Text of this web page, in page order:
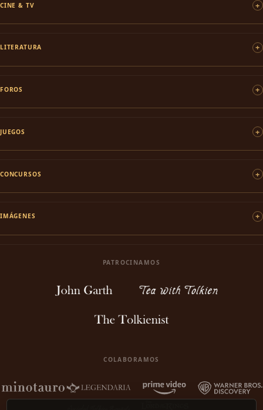
CINE & TV
LITERATURA
FOROS
JUEGOS
CONCURSOS
IMÁGENES
PATROCINAMOS
COLABORAMOS